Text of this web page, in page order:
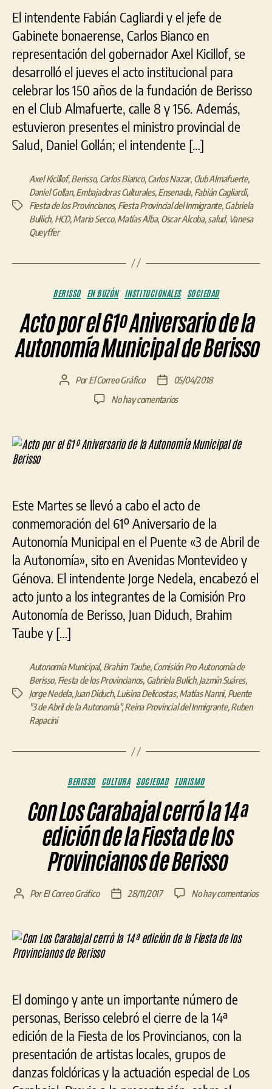
El intendente Fabián Cagliardi y el jefe de
Gabinete bonaerense, Carlos Bianco en
representación del gobernador Axel Kicillof, se
desarrolló el jueves el acto institucional para
celebrar los 150 años de la fundación de Berisso
en el Club Almafuerte, calle 8 y 156. Además,
estuvieron presentes el ministro provincial de
Salud, Daniel Gollán; el intendente […]
Etiquetas
Axel Kicillof,Berisso, Carlos Bianco,Carlos Nazar, Club Almafuerte,
Daniel Gollan,Embajadoras Culturales,Ensenada, Fabián Cagliardi,
Fiesta de los Provincianos, Fiesta Provincial del Inmigrante,Gabriela
Bullich, HCD,Mario Secco,Matías Alba, Oscar Alcoba,salud, Vanesa
Queyffer
Categorías
BERISSO EN BUZÓN INSTITUCIONALES SOCIEDAD
Acto por el 61º Aniversario de la
Autonomía Municipal de Berisso
AutorPorEl Correo Gráfico
Fecha
de
05/04/2018
No hay comentariosen
el
61º
Autonomía
Municipal
de
Berisso
Este Martes se llevó a cabo el acto de
conmemoración del 61º Aniversario de la
Autonomía Municipal en el Puente «3 de Abril de
la Autonomía», sito en Avenidas Montevideo y
Génova. El intendente Jorge Nedela, encabezó el
acto junto a los integrantes de la Comisión Pro
Autonomía de Berisso, Juan Diduch, Brahim
Taube y […]
Etiquetas
Autonomía Municipal, Brahim Taube,Comisión Pro Autonomía de
Berisso, Fiesta de los Provincianos, Gabriela Bulich,Jazmín Suáres,
Jorge Nedela,Juan Diduch,Luisina Delicostas,Matías Nanni, Puente
"3 de Abril de la Autonomía",Reina Provincial del Inmigrante,Ruben
Rapacini
Categorías
BERISSO CULTURA SOCIEDAD TURISMO
Con Los Carabajal cerró la 14ª
edición de la Fiesta de los
Provincianos de Berisso
Autor
entrada
PorEl Correo Gráfico
Fecha
entrada
28/11/2017 No hay comentariosen
El domingo y ante un importante número de
personas, Berisso celebró el cierre de la 14ª
edición de la Fiesta de los Provincianos, con la
presentación de artistas locales, grupos de
danzas folclóricas y la actuación especial de Los